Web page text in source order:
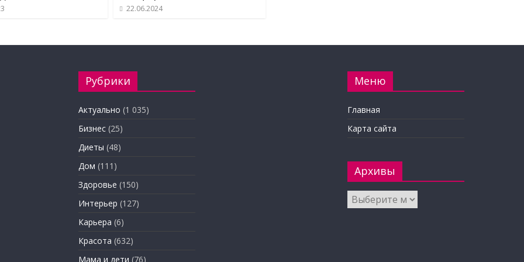
22.06.2024
Рубрики
Актуально (1 035)
Бизнес (25)
Диеты (48)
Дом (111)
Здоровье (150)
Интерьер (127)
Карьера (6)
Красота (632)
Мама и дети (76)
Меню
Главная
Карта сайта
Архивы
Архивы